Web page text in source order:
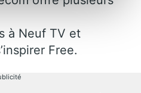
à Neuf TV et
Free.